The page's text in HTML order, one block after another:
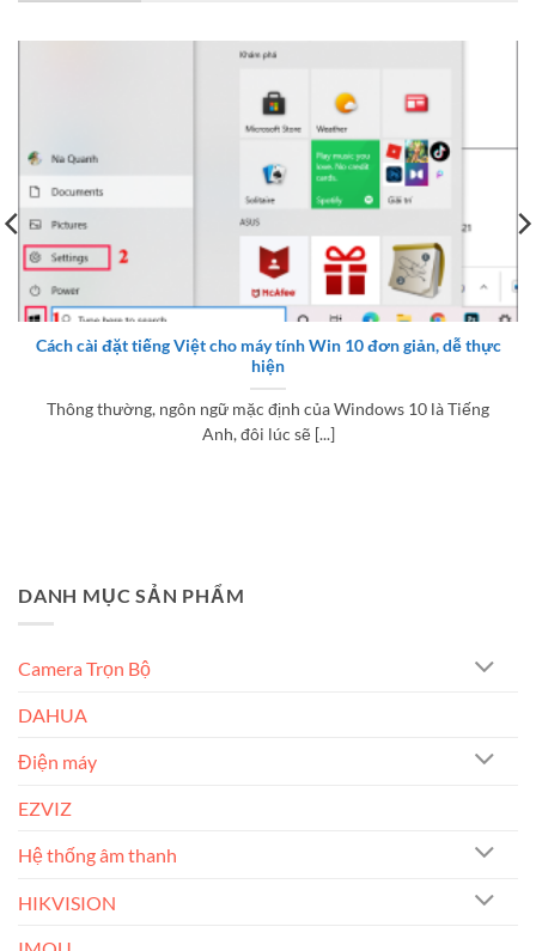
Cách cài đặt tiếng Việt cho máy tính Win 10 đơn giản, dễ thực
hiện
Thông thường, ngôn ngữ mặc định của Windows 10 là Tiếng
Anh, đôi lúc sẽ [...]
DANH MỤC SẢN PHẨM
Camera Trọn Bộ
DAHUA
Điện máy
EZVIZ
Hệ thống âm thanh
HIKVISION